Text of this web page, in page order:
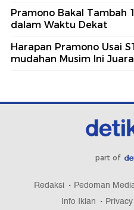
Pramono Bakal Tambah
dalam Waktu Dekat
Harapan Pramono Usai
mudahan Musim Ini Juara
part of
Redaksi Pedoman
Info Iklan